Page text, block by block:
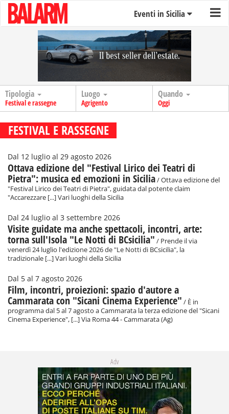
Eventi in Sicilia
Tipologia
Festival e rassegne
Luogo
Agrigento
Quando
Oggi
FESTIVAL E RASSEGNE
Dal 12 luglio al 29 agosto 2026
Ottava edizione del "Festival Lirico dei Teatri di
Pietra": musica ed emozioni in Sicilia/ Ottava edizione del
"Festival Lirico dei Teatri di Pietra", guidata dal potente claim
"Accarezzare [...] Vari luoghi della Sicilia
Dal 24 luglio al 3 settembre 2026
Visite guidate ma anche spettacoli, incontri, arte:
torna sull'Isola "Le Notti di BCsicilia" / Prende il via
venerdì 24 luglio l'edizione 2026 de "Le Notti di BCsicilia", la
tradizionale [...] Vari luoghi della Sicilia
Dal 5 al 7 agosto 2026
Film, incontri, proiezioni: spazio d'autore a
Cammarata con "Sicani Cinema Experience" / È in
programma dal 5 al 7 agosto a Cammarata la terza edizione del "Sicani
Cinema Experience", [...] Via Roma 44 - Cammarata (Ag)
Adv